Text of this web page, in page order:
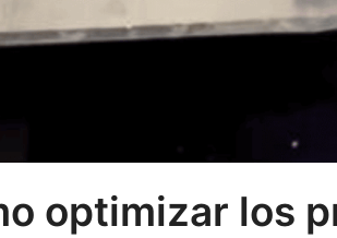
optimizar los